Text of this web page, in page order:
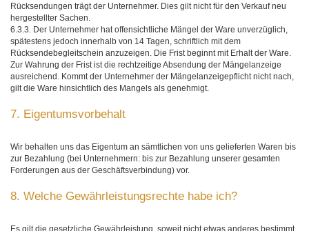
Rücksendungen trägt der Unternehmer. Dies gilt nicht für den Verkauf neu
hergestellter Sachen.
6.3.3. Der Unternehmer hat offensichtliche Mängel der Ware unverzüglich,
spätestens jedoch innerhalb von 14 Tagen, schriftlich mit dem
Rücksendebegleitschein anzuzeigen. Die Frist beginnt mit Erhalt der Ware.
Zur Wahrung der Frist ist die rechtzeitige Absendung der Mängelanzeige
ausreichend. Kommt der Unternehmer der Mängelanzeigepflicht nicht nach,
gilt die Ware hinsichtlich des Mangels als genehmigt.
7. Eigentumsvorbehalt
Wir behalten uns das Eigentum an sämtlichen von uns gelieferten Waren bis
zur Bezahlung (bei Unternehmern: bis zur Bezahlung unserer gesamten
Forderungen aus der Geschäftsverbindung) vor.
8. Welche Gewährleistungsrechte habe ich?
Es gilt die gesetzliche Gewährleistung, soweit nicht etwas anderes bestimmt